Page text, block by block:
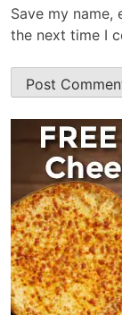
Save my
the next time I